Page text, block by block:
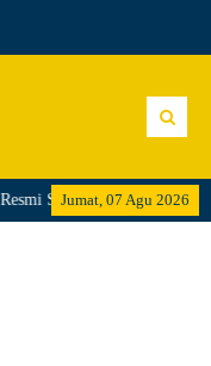
Jumat, 07 Agu 2026
SMA Negeri 2 Banggai